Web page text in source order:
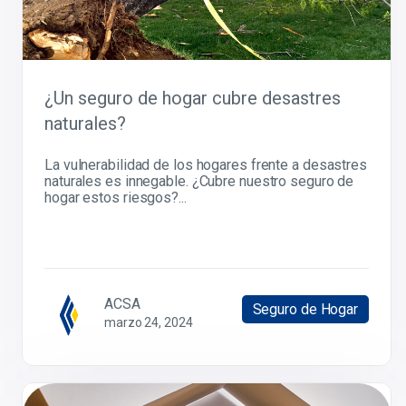
¿Un seguro de hogar cubre desastres
naturales?
La vulnerabilidad de los hogares frente a desastres
naturales es innegable. ¿Cubre nuestro seguro de
hogar estos riesgos?...
ACSA
marzo 24, 2024
Seguro de Hogar